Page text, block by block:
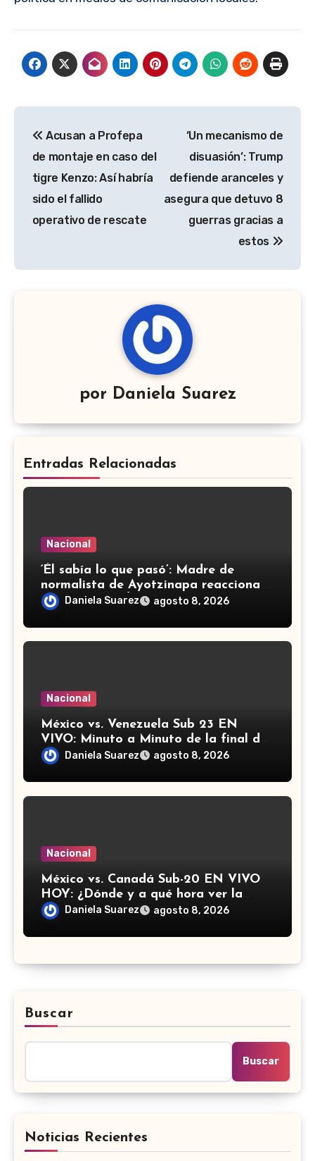
de
entradas
Acusan a Profepa
de montaje en caso del
tigre Kenzo: Así habría
sido el fallido
operativo de rescate
‘Un mecanismo de
disuasión’: Trump
defiende aranceles y
asegura que detuvo 8
guerras gracias a
estos
por Daniela Suarez
Entradas Relacionadas
Nacional
‘Él sabía lo que pasó’: Madre de
normalista de Ayotzinapa reacciona a
detención de Ángel ‘N’
Daniela Suarez agosto 8, 2026
Nacional
México vs. Venezuela Sub 23 EN
VIVO: Minuto a Minuto de la final de
los Juegos Centroamericanos y del
Daniela Suarez agosto 8, 2026
Nacional
México vs. Canadá Sub-20 EN VIVO
HOY: ¿Dónde y a qué hora ver la
semifinal del Campeonato de
Concacaf?
Daniela Suarez agosto 8, 2026
Buscar
Buscar
Noticias Recientes